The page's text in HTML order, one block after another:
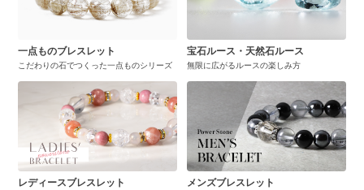
一点ものブレスレット
こだわりの石でつくった一点ものシリーズ
宝石ルース・天然石ルース
無限に広がるルースの楽しみ方
レディースブレスレット メンズブレスレット